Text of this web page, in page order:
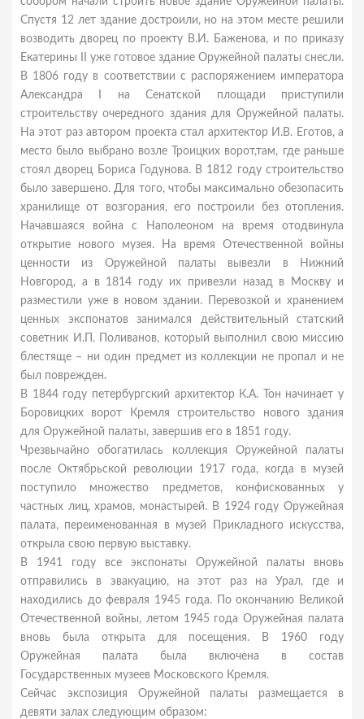
Спустя 12 лет здание достроили, но на этом месте решили
возводить дворец по проекту В.И. Баженова, и по приказу
Екатерины II уже готовое здание Оружейной палаты снесли.
В 1806 году в соответствии с распоряжением императора
Александра I на Сенатской площади приступили
строительству очередного здания для Оружейной палаты.
На этот раз автором проекта стал архитектор И.В. Еготов, а
место было выбрано возле Троицких ворот,там, где раньше
стоял дворец Бориса Годунова. В 1812 году строительство
было завершено. Для того, чтобы максимально обезопасить
хранилище от возгорания, его построили без отопления.
Начавшаяся война с Наполеоном на время отодвинула
открытие нового музея. На время Отечественной войны
ценности из Оружейной палаты вывезли в Нижний
Новгород, а в 1814 году их привезли назад в Москву и
разместили уже в новом здании. Перевозкой и хранением
ценных экспонатов занимался действительный статский
советник И.П. Поливанов, который выполнил свою миссию
блестяще – ни один предмет из коллекции не пропал и не
был поврежден.
В 1844 году петербургский архитектор К.А. Тон начинает у
Боровицких ворот Кремля строительство нового здания
для Оружейной палаты, завершив его в 1851 году.
Чрезвычайно обогатилась коллекция Оружейной палаты
после Октябрьской революции 1917 года, когда в музей
поступило множество предметов, конфискованных у
частных лиц, храмов, монастырей. В 1924 году Оружейная
палата, переименованная в музей Прикладного искусства,
открыла свою первую выставку.
В 1941 году все экспонаты Оружейной палаты вновь
отправились в эвакуацию, на этот раз на Урал, где и
находились до февраля 1945 года. По окончанию Великой
Отечественной войны, летом 1945 года Оружейная палата
вновь была открыта для посещения. В 1960 году
Оружейная палата была включена в состав
Государственных музеев Московского Кремля.
Сейчас экспозиция Оружейной палаты размещается в
девяти залах следующим образом: